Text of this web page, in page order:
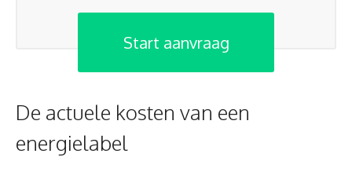
Start aanvraag
De actuele kosten van een
energielabel